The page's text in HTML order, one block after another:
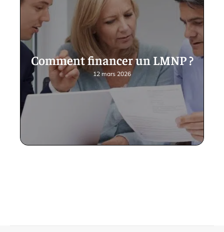
Comment financer un LMNP ?
12 mars 2026